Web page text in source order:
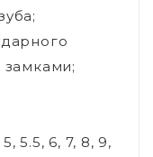
замками;
5.5, 6, 7, 8, 9,